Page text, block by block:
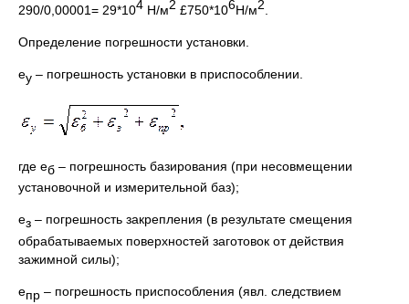
290/0,00001= 29*104 Н/м2 £750*106Н/м2
Определение погрешности установки.
eу – погрешность установки в приспособлении.
где eб – погрешность базирования (при несовмещении
установочной и измерительной баз);
eз – погрешность закрепления (в результате смещения
обрабатываемых поверхностей заготовок от действия
зажимной силы);
eпр – погрешность приспособления (явл. следствием